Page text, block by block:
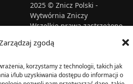
zgodą
korzystamy z technologii, takich jak
i/lub uzyskiwania dostępu do informacji o
2025 © Znicz Polski -
Wytwórnia Zniczy
Wszelkie prawa zastrzeżone